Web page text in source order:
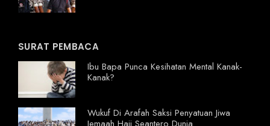
SURAT PEMBACA
Ibu Bapa Punca Kesihatan Mental Kanak-
Kanak?
Wukuf Di Arafah Saksi Penyatuan Jiwa